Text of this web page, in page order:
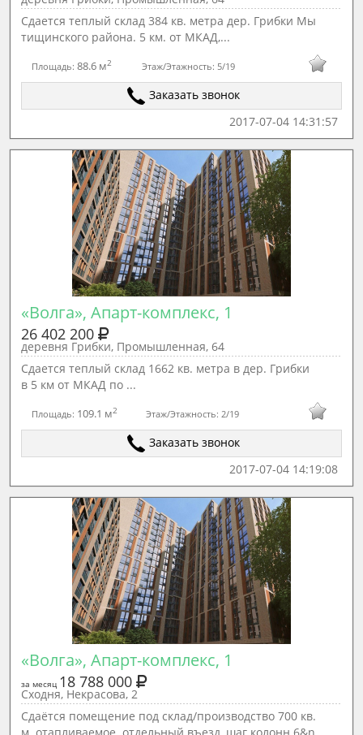
Сдается теплый склад 384 кв. метра дер. Грибки Мы
тищинского района. 5 км. от МКАД,...
Площадь:88.6 м2 Этаж/Этажность: 5/19
Заказать звонок
2017-07-04 14:31:57
«Волга», Апарт-комплекс, 1
26 402 200
деревня Грибки, Промышленная, 64
Сдается теплый склад 1662 кв. метра в дер. Грибки
в 5 км от МКАД по ...
Площадь: 109.1 м2 Этаж/Этажность: 2/19
Заказать звонок
2017-07-04 14:19:08
«Волга», Апарт-комплекс, 1
за месяц 18 788 000
Сходня, Некрасова, 2
Сдаётся помещение под склад/производство 700 кв.